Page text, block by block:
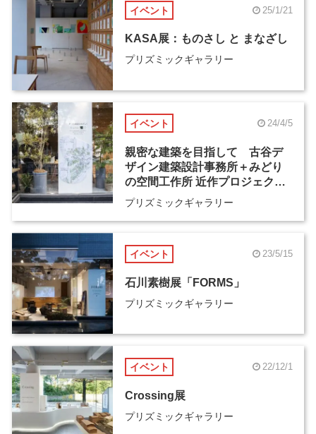
イベント 25/1/21
KASA展：ものさし と まなざし
プリズミックギャラリー
イベント 24/4/5
親密な建築を目指して 古谷デ
ザイン建築設計事務所＋みどり
の空間工作所 近作プロジェクト
全部見せ展
プリズミックギャラリー
イベント 23/5/15
石川素樹展「FORMS」
プリズミックギャラリー
イベント 22/12/1
Crossing展
プリズミックギャラリー